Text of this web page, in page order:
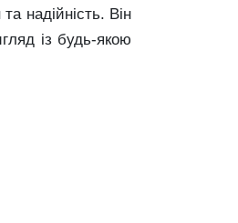
надійність. Він
із будь-якою